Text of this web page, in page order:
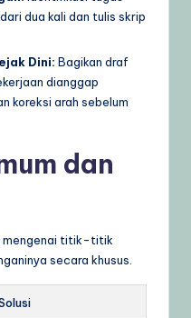
dua kali dan tulis skrip
Dini: Bagikan draf
dianggap
koreksi arah sebelum
dan
mengenai titik-titik
secara khusus.